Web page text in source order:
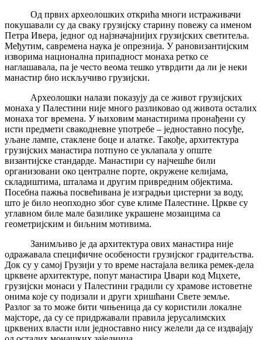
Од првих археолошких открића многи истраживачи
покушавали су да сваку грузијску старину повежу са именом
Петра Ивера, једног од најзначајнијих грузијских светитеља.
Међутим, савремена наука је опрезнија. У рановизантијским
изворима национална припадност монаха ретко се
наглашавала, па је често веома тешко утврдити да ли је неки
манастир био искључиво грузијски.
Археолошки налази показују да се живот грузијских
монаха у Палестини није много разликовао од живота осталих
монаха тог времена. У њиховим манастирима пронађени су
исти предмети свакодневне употребе – једноставно посуђе,
уљане лампе, стаклене боце и алатке. Такође, архитектура
грузијских манастира потпуно се уклапала у опште
византијске стандарде. Манастири су најчешће били
организовани око централне порте, окружене келијама,
складиштима, шталама и другим привредним објектима.
Посебна пажња посвећивана је изградњи цистерни за воду,
што је било неопходно због суве климе Палестине. Цркве су
углавном биле мале базилике украшене мозаицима са
геометријским и биљним мотивима.
Занимљиво је да архитектура ових манастира није
одражавала специфичне особености грузијског градитељства.
Док су у самој Грузији у то време настајала велика ремек-дела
црквене архитектуре, попут манастира Џвари код Мцхете,
грузијски монаси у Палестини градили су храмове истоветне
онима које су подизали и други хришћани Свете земље.
Разлог за то може бити чињеница да су користили локалне
мајсторе, да су се придржавали правила јерусалимских
црквених власти или једноставно нису желели да се издвајају